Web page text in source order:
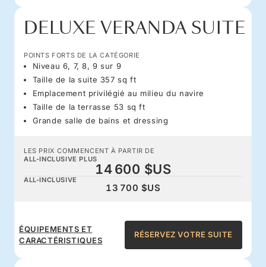
DELUXE VERANDA SUITE
POINTS FORTS DE LA CATÉGORIE
Niveau 6, 7, 8, 9 sur 9
Taille de la suite 357 sq ft
Emplacement privilégié au milieu du navire
Taille de la terrasse 53 sq ft
Grande salle de bains et dressing
LES PRIX COMMENCENT À PARTIR DE
ALL-INCLUSIVE PLUS
14 600 $US
ALL-INCLUSIVE
13 700 $US
ÉQUIPEMENTS ET
CARACTÉRISTIQUES
RÉSERVEZ VOTRE SUITE